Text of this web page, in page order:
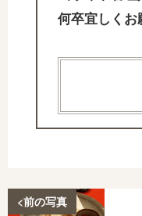
何卒宜しくお
<前の写真